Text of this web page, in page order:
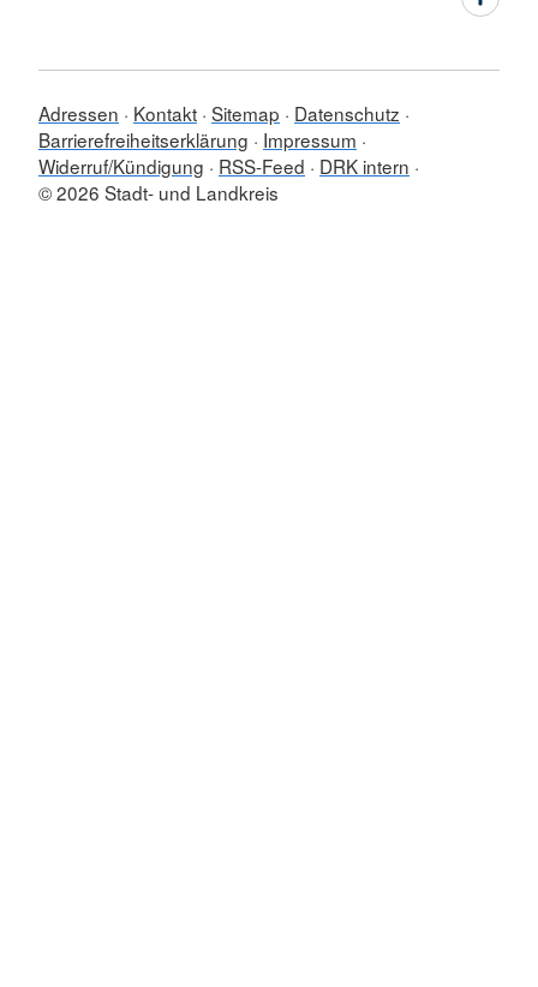
Adressen Kontakt Sitemap
Datenschutz
Barrierefreiheitserklärung
Impressum
Widerruf/Kündigung
RSS-Feed
DRK intern
© 2026 Stadt- und Landkreis